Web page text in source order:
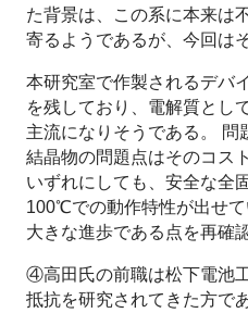
た背景は、この系に本来は
寄るようであるが、今回は
本研究室で作製されるデバ
を残しており、電解質とし
主流になりそうである。 問
結晶物の問題点はそのコス
いずれにしても、安全な全
100℃での動作特性が出せ
大きな進歩である点を再確
④高田氏の前職は松下電池
抵抗を研究されてきた方で